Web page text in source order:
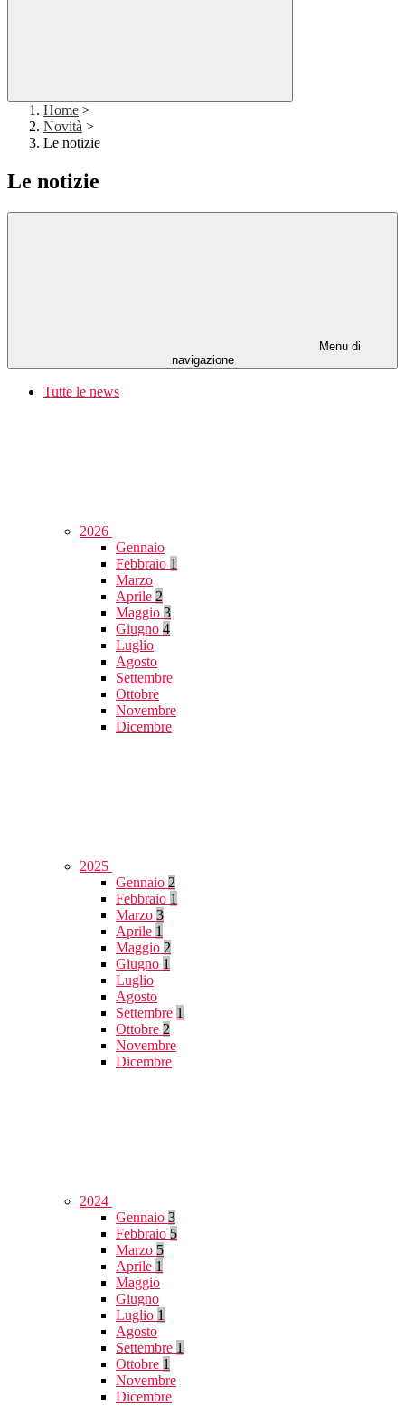
Home >
Novità >
Le notizie
Le notizie
Menu di
navigazione
Tutte le news
2026
Gennaio
Febbraio 1
Marzo
Aprile 2
Maggio 3
Giugno 4
Luglio
Agosto
Settembre
Ottobre
Novembre
Dicembre
2025
Gennaio 2
Febbraio 1
Marzo 3
Aprile 1
Maggio 2
Giugno 1
Luglio
Agosto
Settembre 1
Ottobre 2
Novembre
Dicembre
2024
Gennaio 3
Febbraio 5
Marzo 5
Aprile 1
Maggio
Giugno
Luglio 1
Agosto
Settembre 1
Ottobre 1
Novembre
Dicembre